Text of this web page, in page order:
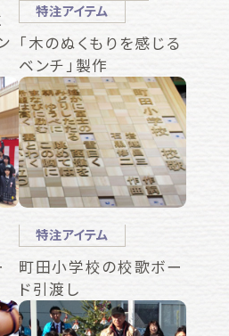
特注アイテム
「木のぬくもりを感じる
ベンチ」製作
特注アイテム
町田小学校の校歌ボー
ド引渡し